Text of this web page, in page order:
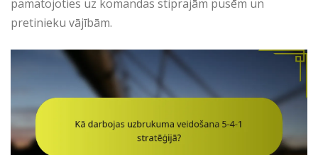
pamatojoties uz komandas stiprajām pusēm un
pretinieku vājībām.